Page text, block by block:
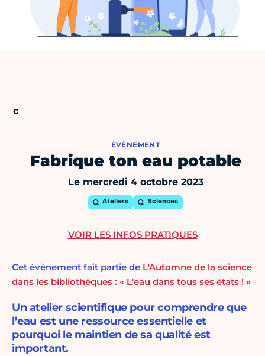
ÉVÈNEMENT
Fabrique ton eau potable
Le mercredi 4 octobre 2023
Ateliers Sciences
Cet évènement fait partie de L'Automne de la science
dans les bibliothèques : « L'eau dans tous ses états ! »
Un atelier scientifique pour comprendre que
l’eau est une ressource essentielle et
pourquoi le maintien de sa qualité est
important.
VOIR LES INFOS PRATIQUES